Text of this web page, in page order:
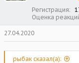
л
а
Регистрация
Оценка
27.04.2020
рыбак сказал(а):